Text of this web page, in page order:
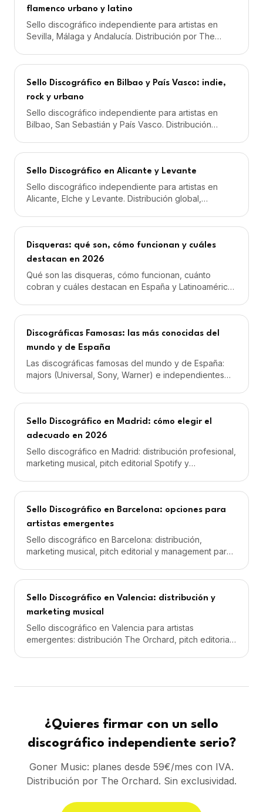
flamenco urbano y latino
Sello discográfico independiente para artistas en
Sevilla, Málaga y Andalucía. Distribución por The
Sello Discográfico en Bilbao y País Vasco: indie,
rock y urbano
Sello discográfico independiente para artistas en
Bilbao, San Sebastián y País Vasco. Distribución
Sello Discográfico en Alicante y Levante
Sello discográfico independiente para artistas en
Alicante, Elche y Levante. Distribución global,
Disqueras: qué son, cómo funcionan y cuáles
destacan en 2026
Qué son las disqueras, cómo funcionan, cuánto
cobran y cuáles destacan en España y Latinoamérica.
Discográficas Famosas: las más conocidas del
mundo y de España
Las discográficas famosas del mundo y de España:
majors (Universal, Sony, Warner) e independientes
Sello Discográfico en Madrid: cómo elegir el
adecuado en 2026
Sello discográfico en Madrid: distribución profesional,
marketing musical, pitch editorial Spotify y
Sello Discográfico en Barcelona: opciones para
artistas emergentes
Sello discográfico en Barcelona: distribución,
marketing musical, pitch editorial y management para
Sello Discográfico en Valencia: distribución y
marketing musical
Sello discográfico en Valencia para artistas
emergentes: distribución The Orchard, pitch editorial
¿Quieres firmar con un sello
discográfico independiente serio?
Goner Music: planes desde 59€/mes con IVA.
Distribución por The Orchard. Sin exclusividad.